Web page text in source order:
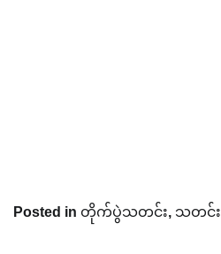
Posted in တိုက်ပွဲသတင်း, သတင်း